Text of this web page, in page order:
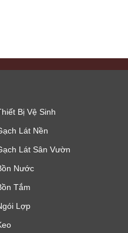
Bị Vệ Sinh
Lát Nền
Lát Sân Vườn
Nước
Tắm
Lợp